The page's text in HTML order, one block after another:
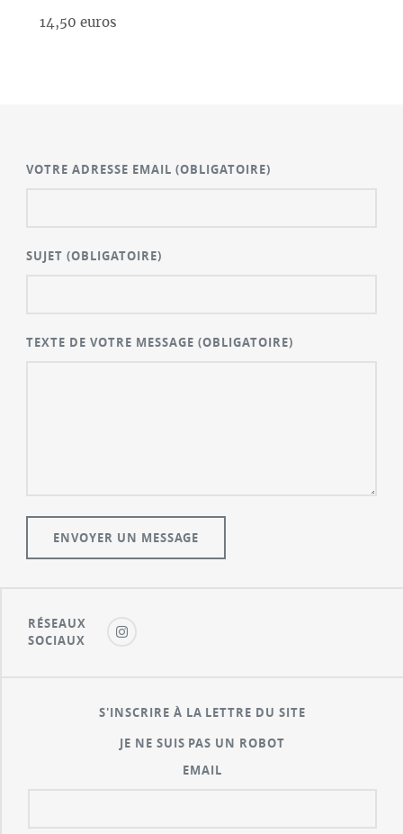
14,50 euros
VOTRE ADRESSE EMAIL(OBLIGATOIRE)
SUJET(OBLIGATOIRE)
TEXTE DE VOTRE MESSAGE(OBLIGATOIRE)
RÉSEAUX
SOCIAUX
S'INSCRIRE À LA LETTRE DU SITE
JE NE SUIS PAS UN ROBOT
EMAIL